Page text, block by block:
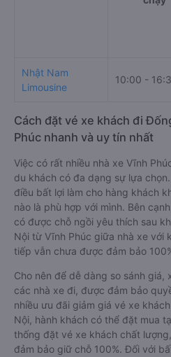
Nhật Nam
Limousine
10:00 -
Cách đặt vé xe khách đi
Phúc nhanh và uy tín nhất
Việc có rất nhiều nhà xe Vĩnh
du khách có đa dạng sự lựa
điều bất lợi làm cho hàng khách
nào là phù hợp với mình. Bên
có được chỗ ngồi yêu thích sau
Nội từ Vĩnh Phúc giữa nhà xe với
tiếp vẫn chưa được đảm bảo
Cho nên để dễ dàng so sánh giá,
các nhà xe đi, được đảm bảo
nhiều ưu đãi giảm giá vé xe
Nội, hành khách có thể đặt mua
thống đặt vé xe khách chất
đảm bảo giữ chỗ 100%. Đối với